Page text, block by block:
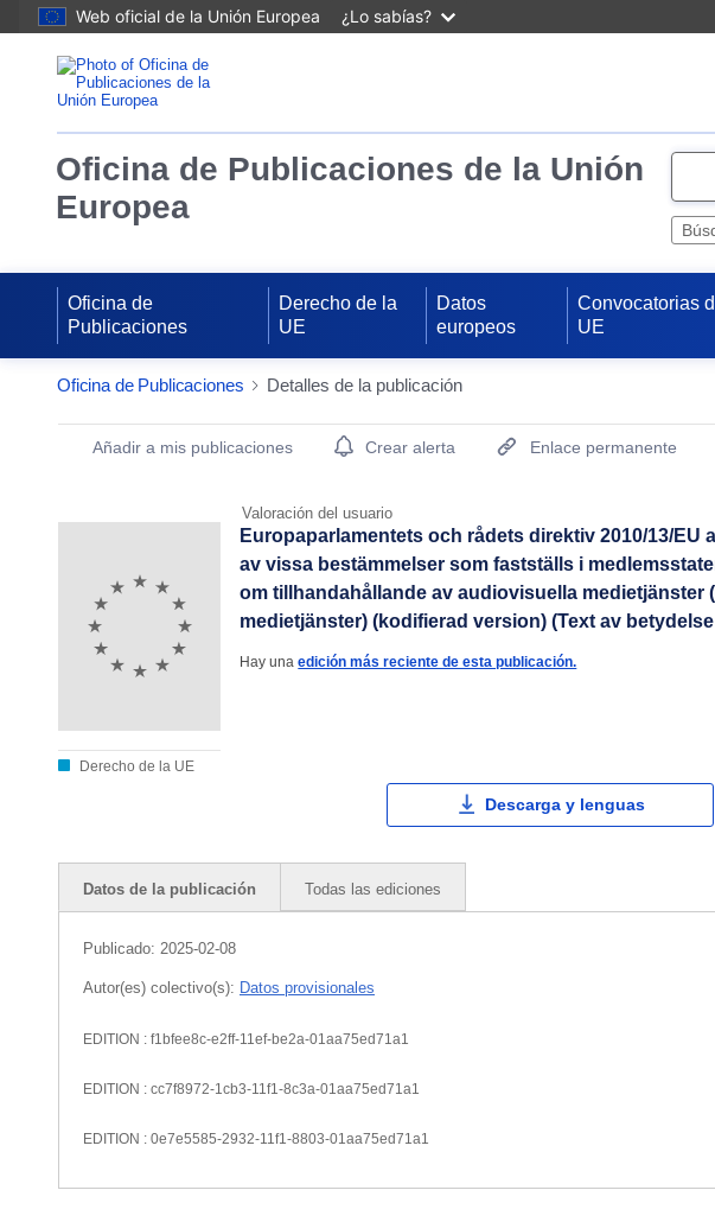
Web oficial de la Unión Europea ¿Lo sabías?
Oficina de Publicaciones de la Unión
Europea
e
Oficina de
Publicaciones
Derecho de la
UE
Datos
europeos
Convocatorias
UE
Oficina de Publicaciones Detalles de la publicación
Publication Detail Actions Portlet
Añadir a mis publicaciones Crear alerta Enlace permanente
Valoración del usuario
Derecho de la UE
Europaparlamentets och rådets direktiv 2010/13/EU
av vissa bestämmelser som fastställs i
om tillhandahållande av audiovisuella medietjänster
medietjänster) (kodifierad version) (Text av
Hay unaedición más reciente de esta publicación.
Descarga y lenguas
Datos de la publicación Todas las ediciones
Publicado: 2025-02-08
Autor(es) colectivo(s): Datos provisionales
EDITION : f1bfee8c-e2ff-11ef-be2a-01aa75ed71a1
EDITION : cc7f8972-1cb3-11f1-8c3a-01aa75ed71a1
EDITION : 0e7e5585-2932-11f1-8803-01aa75ed71a1